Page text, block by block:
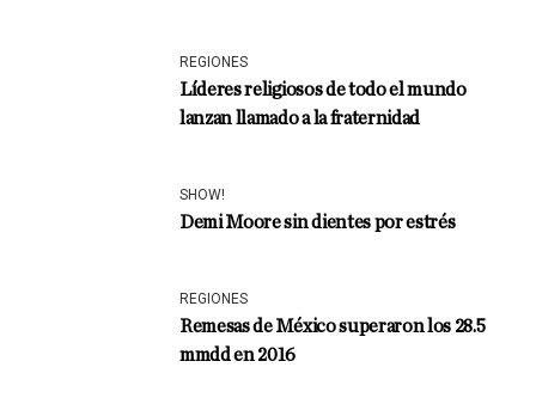
REGIONES
Líderes religiosos de todo el mundo
lanzan llamado a la fraternidad
SHOW!
Demi Moore sin dientes por estrés
REGIONES
Remesas de México superaron los 28.5
mmdd en 2016